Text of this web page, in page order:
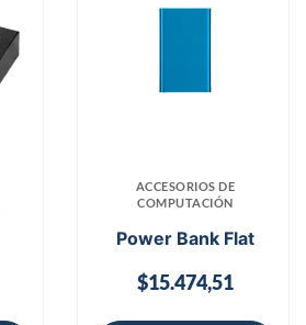
ACCESORIOS DE
COMPUTACIÓN
Power Bank Flat
$15.474,51